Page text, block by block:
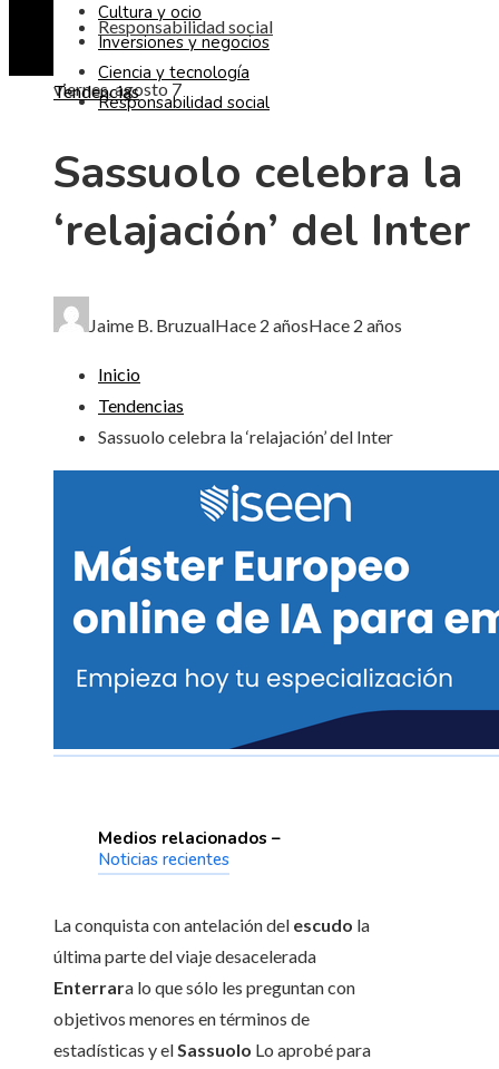
Responsabilidad social
viernes, agosto 7
Cultura y ocio
Inversiones y negocios
Ciencia y tecnología
Responsabilidad social
Tendencias
Sassuolo celebra la
‘relajación’ del Inter
Jaime B. BruzualHace 2 añosHace 2 años
Inicio
Tendencias
Sassuolo celebra la ‘relajación’ del Inter
Medios relacionados –
Noticias recientes
La conquista con antelación del escudo la
última parte del viaje desacelerada
Enterrara lo que sólo les preguntan con
objetivos menores en términos de
estadísticas y elSassuolo Lo aprobé para